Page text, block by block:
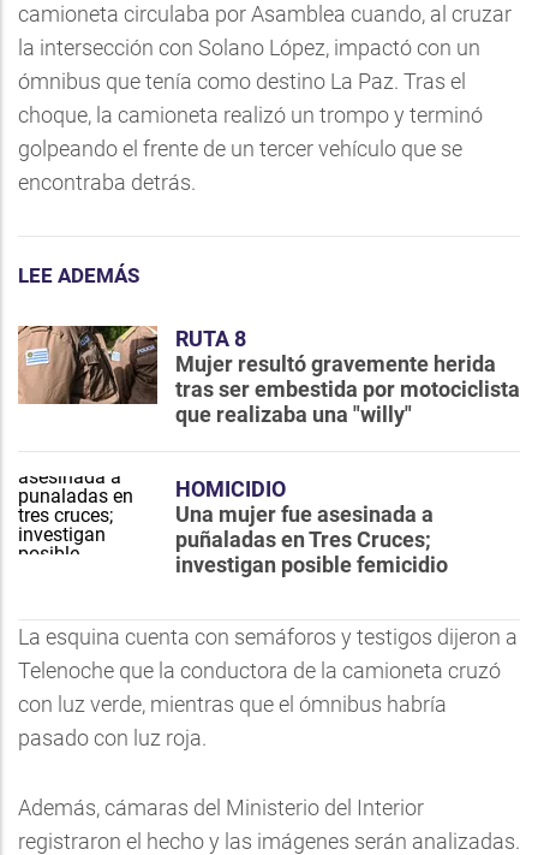
camioneta circulaba por Asamblea cuando, al cruzar
la intersección con Solano López, impactó con un
ómnibus que tenía como destino La Paz. Tras el
choque, la camioneta realizó un trompo y terminó
golpeando el frente de un tercer vehículo que se
encontraba detrás.
LEE ADEMÁS
RUTA 8
Mujer resultó gravemente herida
tras ser embestida por motociclista
que realizaba una "willy"
HOMICIDIO
Una mujer fue asesinada a
puñaladas en Tres Cruces;
investigan posible femicidio
La esquina cuenta con semáforos y testigos dijeron a
Telenoche que la conductora de la camioneta cruzó
con luz verde, mientras que el ómnibus habría
pasado con luz roja.
Además, cámaras del Ministerio del Interior
registraron el hecho y las imágenes serán analizadas.